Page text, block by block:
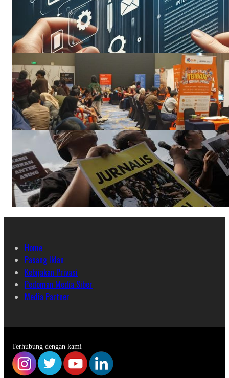
Home
Pasang Iklan
Kebijakan Privasi
Pedoman Media Siber
Media Partner
Terhubung dengan kami